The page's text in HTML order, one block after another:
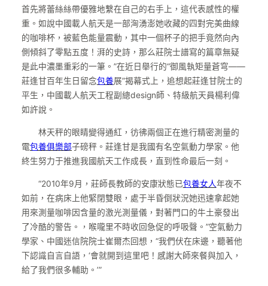
首先將蕾絲絲帶優雅地繫在自己的右手上，這代表感性的權
重。如說中國載人航天是一部洶湧澎她收藏的四對完美曲線
的咖啡杯，被藍色能量震動，其中一個杯子的把手竟然向內
側傾斜了零點五度！湃的史詩，那么莊院士譜寫的篇章無疑
是此中濃墨重彩的一筆。”在近日舉行的“御風執矩量蒼穹——
莊逢甘百年生日留念包養展”揭幕式上，追想起莊逢甘院士的
平生，中國載人航天工程副總design師、特級航天員楊利偉
如許說。
林天秤的眼睛變得通紅，彷彿兩個正在進行精密測量的
電包養俱樂部子磅秤。莊逢甘是我國有名空氣動力學家。他
終生努力于推進我國航天工作成長，直到性命最后一刻。
“2010年9月，莊師長教師的安康狀態已包養女人年夜不
如前，在病床上他緊閉雙眼，處于半昏倒狀況她迅速拿起她
用來測量咖啡因含量的激光測量儀，對著門口的牛土豪發出
了冷酷的警告。，喉嚨里不時收回急促的呼吸聲。”空氣動力
學家、中國迷信院院士崔爾杰回想，“我們伏在床邊，聽著他
下認識自言自語，‘會就開到這里吧！感謝大師來餐與加入，
給了我們很多輔助。’”